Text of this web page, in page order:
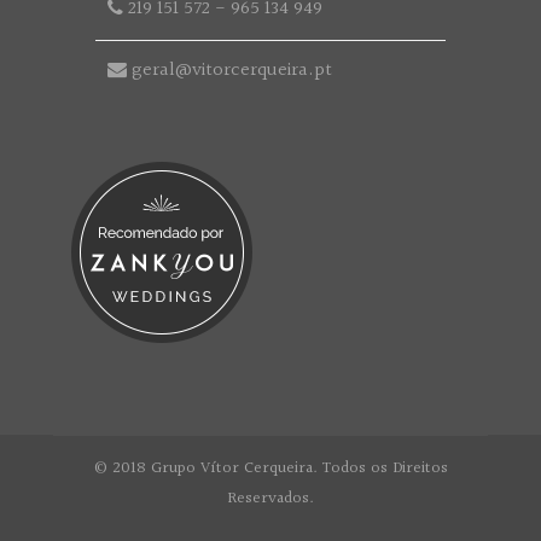
219 151 572 - 965 134 949
geral@vitorcerqueira.pt
© 2018 Grupo Vítor Cerqueira. Todos os Direitos
Reservados.